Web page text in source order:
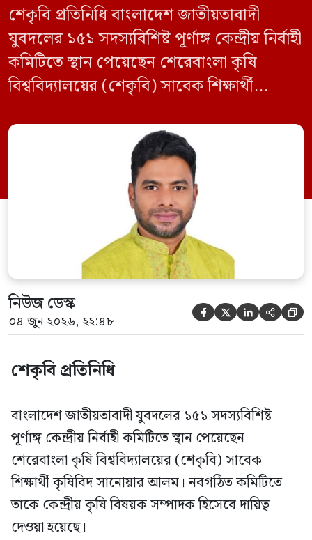
শেকৃবি প্রতিনিধি বাংলাদেশ জাতীয়তাবাদী
যুবদলের ১৫১ সদস্যবিশিষ্ট পূর্ণাঙ্গ কেন্দ্রীয় নির্বাহী
কমিটিতে স্থান পেয়েছেন শেরেবাংলা কৃষি
বিশ্ববিদ্যালয়ের (শেকৃবি) সাবেক শিক্ষার্থী
তাকে কেন্দ্রীয় কৃষি বিষয়ক সম্পাদক হিসেবে
দায়িত্ব দেওয়া হয়েছে। বৃহস্পতিবার বিএনপির
সিনিয়র যুগ্ম মহাসচিব রুহুল কবির রিজভী
স্বাক্ষরিত এক বিজ্ঞপ্তিতে নতুন কমিটির
অনুমোদনের বিষয়টি জানানো হয়। কমিটিতে
আব্দুল মোনায়েম মুন্নাকে সভাপতি […]
নিউজ ডেস্ক
০৪ জুন ২০২৬, ২২:৪৮     
শেকৃবি প্রতিনিধি
বাংলাদেশ জাতীয়তাবাদী যুবদলের ১৫১ সদস্যবিশিষ্ট
পূর্ণাঙ্গ কেন্দ্রীয় নির্বাহী কমিটিতে স্থান পেয়েছেন
শেরেবাংলা কৃষি বিশ্ববিদ্যালয়ের (শেকৃবি) সাবেক
শিক্ষার্থী কৃষিবিদ সানোয়ার আলম। নবগঠিত কমিটিতে
তাকে কেন্দ্রীয় কৃষি বিষয়ক সম্পাদক হিসেবে দায়িত্ব
দেওয়া হয়েছে।